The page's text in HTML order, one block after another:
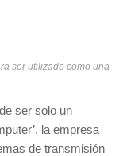
ser utilizado como una
ser solo un
la empresa
de transmisión